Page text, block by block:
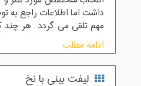
داشت اما اطلاعات راجع به
مهم تلقی می گردد . هر چند
طریق متخصص به اطلاع
اطلاعات خالی از لطف
ادامه مطلب
لیفت بینی با نخ